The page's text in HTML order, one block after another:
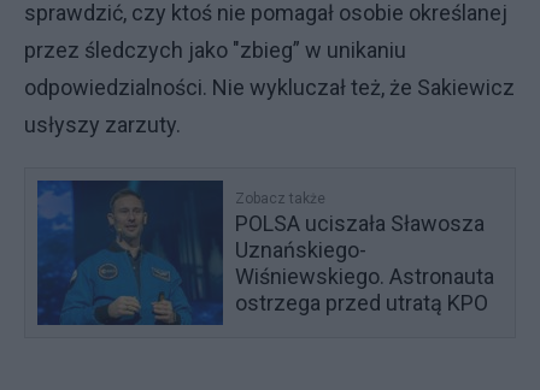
sprawdzić, czy ktoś nie pomagał osobie określanej
przez śledczych jako "zbieg” w unikaniu
odpowiedzialności. Nie wykluczał też, że Sakiewicz
usłyszy zarzuty.
Zobacz także
POLSA uciszała Sławosza
Uznańskiego-
Wiśniewskiego. Astronauta
ostrzega przed utratą KPO